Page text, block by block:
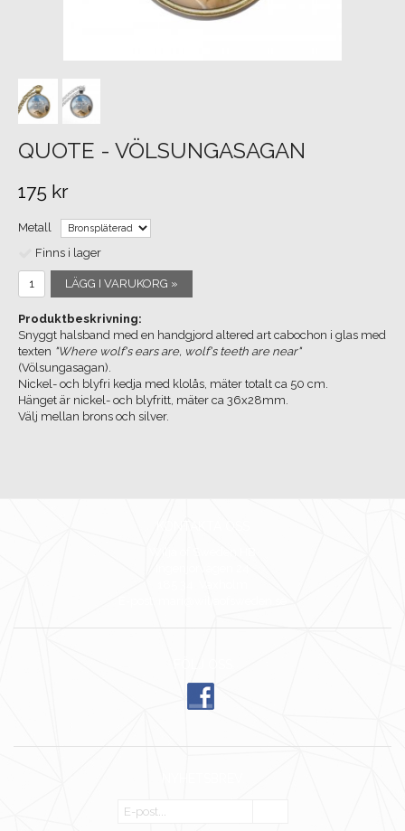
QUOTE - VÖLSUNGASAGAN
175 kr
Metall
Finns i lager
LÄGG I VARUKORG »
Produktbeskrivning:
Snyggt halsband med en handgjord altered art cabochon i glas med
texten "Where wolf's ears are, wolf's teeth are near"
(Völsungasagan).
Nickel- och blyfri kedja med klolås, mäter totalt ca 50 cm.
Hänget är nickel- och blyfritt, mäter ca 36x28mm.
Välj mellan brons och silver.